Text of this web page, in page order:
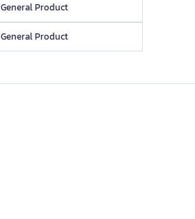
General Product
General Product